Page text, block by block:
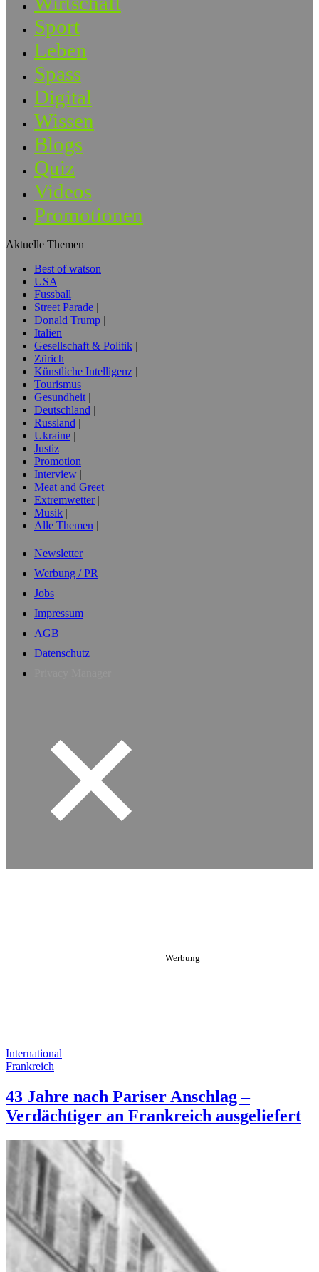
Sport
Leben
Spass
Digital
Wissen
Blogs
Quiz
Videos
Promotionen
Aktuelle Themen
Best of watson
USA
Fussball
Street Parade
Donald Trump
Italien
Gesellschaft & Politik
Zürich
Künstliche Intelligenz
Tourismus
Gesundheit
Deutschland
Russland
Ukraine
Justiz
Promotion
Interview
Meat and Greet
Extremwetter
Musik
Alle Themen
Newsletter
Werbung / PR
Jobs
Impressum
AGB
Datenschutz
International
Frankreich
43 Jahre nach Pariser Anschlag –
Verdächtiger an Frankreich ausgeliefert